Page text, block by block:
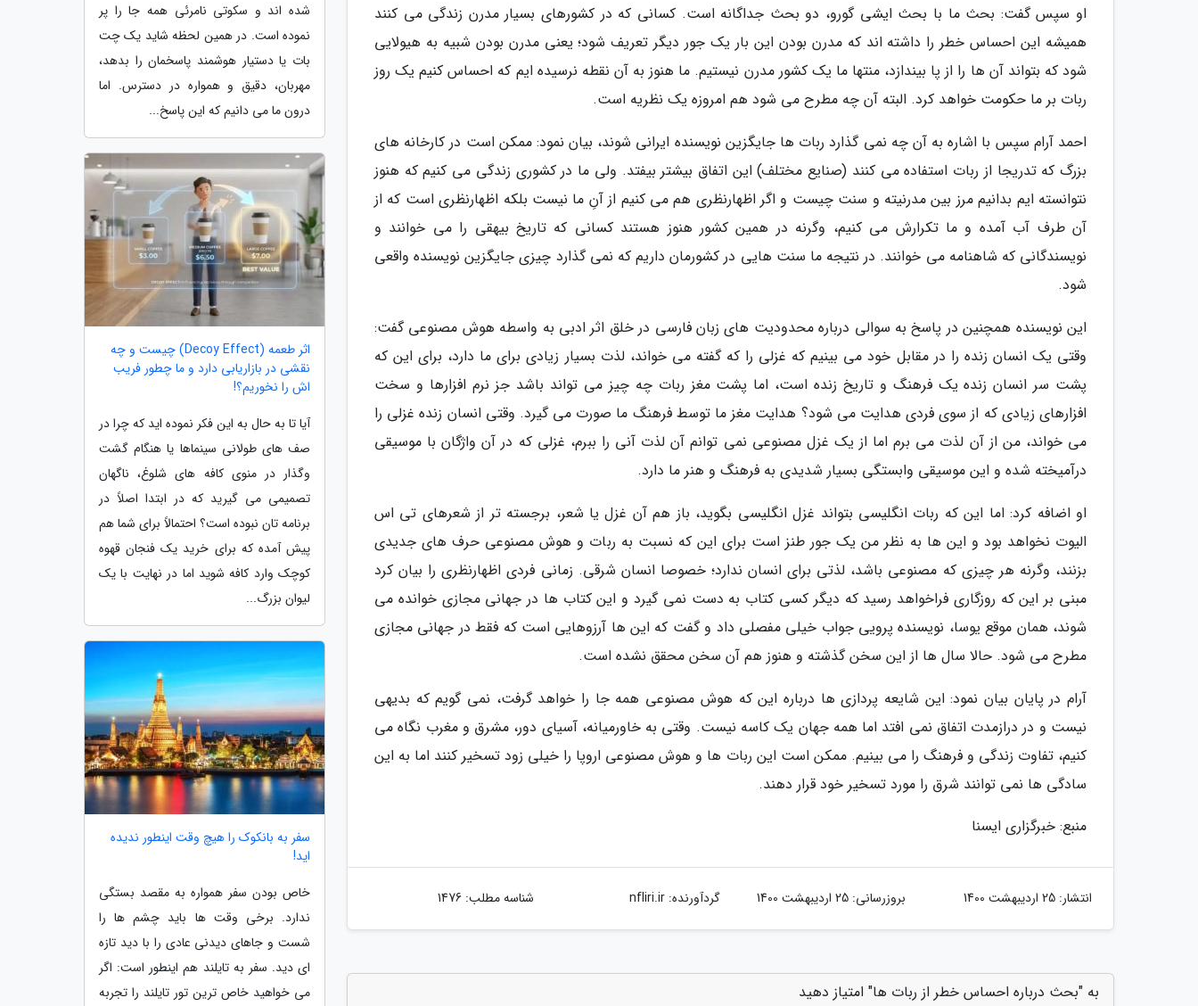
او سپس گفت: بحث ما با بحث ایشی گورو، دو بحث جداگانه است. کسانی که در کشورهای بسیار مدرن زندگی می کنند
همیشه این احساس خطر را داشته اند که مدرن بودن این بار یک جور دیگر تعریف شود؛ یعنی مدرن بودن شبیه به هیولایی
شود که بتواند آن ها را از پا بیندازد، منتها ما یک کشور مدرن نیستیم. ما هنوز به آن نقطه نرسیده ایم که احساس کنیم یک روز
ربات بر ما حکومت خواهد کرد. البته آن چه مطرح می شود هم امروزه یک نظریه است.
احمد آرام سپس با اشاره به آن چه نمی گذارد ربات ها جایگزین نویسنده ایرانی شوند، بیان نمود: ممکن است در کارخانه های
بزرگ که تدریجا از ربات استفاده می کنند (صنایع مختلف) این اتفاق بیشتر بیفتد. ولی ما در کشوری زندگی می کنیم که هنوز
نتوانسته ایم بدانیم مرز بین مدرنیته و سنت چیست و اگر اظهارنظری هم می کنیم از آنِ ما نیست بلکه اظهارنظری است که از
آن طرف آب آمده و ما تکرارش می کنیم، وگرنه در همین کشور هنوز هستند کسانی که تاریخ بیهقی را می خوانند و
نویسندگانی که شاهنامه می خوانند. در نتیجه ما سنت هایی در کشورمان داریم که نمی گذارد چیزی جایگزین نویسنده واقعی
شود.
این نویسنده همچنین در پاسخ به سوالی درباره محدودیت های زبان فارسی در خلق اثر ادبی به واسطه هوش مصنوعی گفت:
وقتی یک انسان زنده را در مقابل خود می بینیم که غزلی را که گفته می خواند، لذت بسیار زیادی برای ما دارد، برای این که
پشت سر انسان زنده یک فرهنگ و تاریخ زنده است، اما پشت مغز ربات چه چیز می تواند باشد جز نرم افزارها و سخت
افزارهای زیادی که از سوی فردی هدایت می شود؟ هدایت مغز ما توسط فرهنگ ما صورت می گیرد. وقتی انسان زنده غزلی را
می خواند، من از آن لذت می برم اما از یک غزل مصنوعی نمی توانم آن لذت آنی را ببرم، غزلی که در آن واژگان با موسیقی
درآمیخته شده و این موسیقی وابستگی بسیار شدیدی به فرهنگ و هنر ما دارد.
او اضافه کرد: اما این که ربات انگلیسی بتواند غزل انگلیسی بگوید، باز هم آن غزل یا شعر، برجسته تر از شعرهای تی اس
الیوت نخواهد بود و این ها به نظر من یک جور طنز است برای این که نسبت به ربات و هوش مصنوعی حرف های جدیدی
بزنند، وگرنه هر چیزی که مصنوعی باشد، لذتی برای انسان ندارد؛ خصوصا انسان شرقی. زمانی فردی اظهارنظری را بیان کرد
مبنی بر این که روزگاری فراخواهد رسید که دیگر کسی کتاب به دست نمی گیرد و این کتاب ها در جهانی مجازی خوانده می
شوند، همان موقع یوسا، نویسنده پرویی جواب خیلی مفصلی داد و گفت که این ها آرزوهایی است که فقط در جهانی مجازی
مطرح می شود. حالا سال ها از این سخن گذشته و هنوز هم آن سخن محقق نشده است.
آرام در پایان بیان نمود: این شایعه پردازی ها درباره این که هوش مصنوعی همه جا را خواهد گرفت، نمی گویم که بدیهی
نیست و در درازمدت اتفاق نمی افتد اما همه جهان یک کاسه نیست. وقتی به خاورمیانه، آسیای دور، مشرق و مغرب نگاه می
کنیم، تفاوت زندگی و فرهنگ را می بینیم. ممکن است این ربات ها و هوش مصنوعی اروپا را خیلی زود تسخیر کنند اما به این
سادگی ها نمی توانند شرق را مورد تسخیر خود قرار دهند.
منبع: خبرگزاری ایسنا
انتشار: 25 اردیبهشت 1400 بروزرسانی: 25 اردیبهشت 1400 گردآورنده:nfliri.ir شناسه مطلب: 1476
به "بحث درباره احساس خطر از ربات ها" امتیاز دهید
شده اند و سکوتی نامرئی همه جا را پر
نموده است. در همین لحظه شاید یک چت
بات یا دستیار هوشمند پاسخمان را بدهد،
مهربان، دقیق و همواره در دسترس. اما
درون ما می دانیم که این پاسخ...
اثر طعمه (Decoy Effect) چیست و چه
نقشی در بازاریابی دارد و ما چطور فریب
اش را نخوریم؟!
آیا تا به حال به این فکر نموده اید که چرا در
صف های طولانی سینماها یا هنگام گشت
وگذار در منوی کافه های شلوغ، ناگهان
تصمیمی می گیرید که در ابتدا اصلاً در
برنامه تان نبوده است؟ احتمالاً برای شما هم
پیش آمده که برای خرید یک فنجان قهوه
کوچک وارد کافه شوید اما در نهایت با یک
لیوان بزرگ...
سفر به بانکوک را هیچ وقت اینطور ندیده
اید!
خاص بودن سفر همواره به مقصد بستگی
ندارد. برخی وقت ها باید چشم ها را
شست و جاهای دیدنی عادی را با دید تازه
ای دید. سفر به تایلند هم اینطور است: اگر
می خواهید خاص ترین تور تایلند را تجربه